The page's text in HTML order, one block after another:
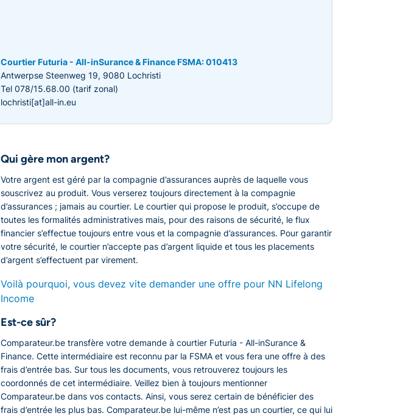
Courtier Futuria - All-inSurance & Finance FSMA: 010413
Antwerpse Steenweg 19, 9080 Lochristi
Tel 078/15.68.00 (tarif zonal)
lochristi[at]all-in.eu
Qui gère mon argent?
Votre argent est géré par la compagnie d’assurances auprès de laquelle vous
souscrivez au produit. Vous verserez toujours directement à la compagnie
d’assurances ; jamais au courtier. Le courtier qui propose le produit, s’occupe de
toutes les formalités administratives mais, pour des raisons de sécurité, le flux
financier s’effectue toujours entre vous et la compagnie d’assurances. Pour garantir
votre sécurité, le courtier n’accepte pas d’argent liquide et tous les placements
d’argent s’effectuent par virement.
Voilà pourquoi, vous devez vite demander une offre pour NN Lifelong
Income
Est-ce sûr?
Comparateur.be transfère votre demande à courtier Futuria - All-inSurance &
Finance. Cette intermédiaire est reconnu par la FSMA et vous fera une offre à des
frais d’entrée bas. Sur tous les documents, vous retrouverez toujours les
coordonnés de cet intermédiaire. Veillez bien à toujours mentionner
Comparateur.be dans vos contacts. Ainsi, vous serez certain de bénéficier des
frais d’entrée les plus bas. Comparateur.be lui-même n’est pas un courtier, ce qui lui